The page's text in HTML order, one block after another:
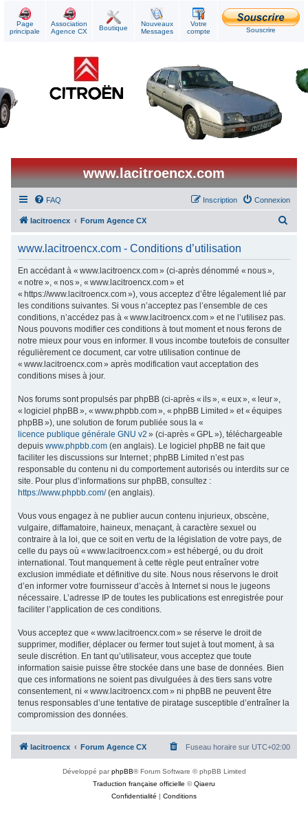
Page
principale
Association
Agence CX
Boutique
Nouveaux
Messages
Votre
compte
Souscrire
www.lacitroencx.com
FAQ Connexion
Inscription
lacitroencx Forum Agence CX
www.lacitroencx.com - Conditions d’utilisation
En accédant à « www.lacitroencx.com » (ci-après dénommé « nous »,
« notre », « nos », « www.lacitroencx.com » et
« https://www.lacitroencx.com »), vous acceptez d’être légalement lié par
les conditions suivantes. Si vous n’acceptez pas l’ensemble de ces
conditions, n’accédez pas à « www.lacitroencx.com » et ne l’utilisez pas.
Nous pouvons modifier ces conditions à tout moment et nous ferons de
notre mieux pour vous en informer. Il vous incombe toutefois de consulter
régulièrement ce document, car votre utilisation continue de
« www.lacitroencx.com » après modification vaut acceptation des
conditions mises à jour.
Nos forums sont propulsés par phpBB (ci-après « ils », « eux », « leur »,
« logiciel phpBB », « www.phpbb.com », « phpBB Limited » et « équipes
phpBB »), une solution de forum publiée sous la «
licence publique générale GNU v2 » (ci-après « GPL »), téléchargeable
depuiswww.phpbb.com (en anglais). Le logiciel phpBB ne fait que
faciliter les discussions sur Internet ; phpBB Limited n’est pas
responsable du contenu ni du comportement autorisés ou interdits sur ce
site. Pour plus d’informations sur phpBB, consultez :
https://www.phpbb.com/(en anglais).
Vous vous engagez à ne publier aucun contenu injurieux, obscène,
vulgaire, diffamatoire, haineux, menaçant, à caractère sexuel ou
contraire à la loi, que ce soit en vertu de la législation de votre pays, de
celle du pays où « www.lacitroencx.com » est hébergé, ou du droit
international. Tout manquement à cette règle peut entraîner votre
exclusion immédiate et définitive du site. Nous nous réservons le droit
d’en informer votre fournisseur d’accès à Internet si nous le jugeons
nécessaire. L’adresse IP de toutes les publications est enregistrée pour
faciliter l’application de ces conditions.
Vous acceptez que « www.lacitroencx.com » se réserve le droit de
supprimer, modifier, déplacer ou fermer tout sujet à tout moment, à sa
seule discrétion. En tant qu’utilisateur, vous acceptez que toute
information saisie puisse être stockée dans une base de données. Bien
que ces informations ne soient pas divulguées à des tiers sans votre
consentement, ni « www.lacitroencx.com » ni phpBB ne peuvent être
tenus responsables d’une tentative de piratage susceptible d’entraîner la
compromission des données.
lacitroencx Forum Agence CX Fuseau horaire sur UTC+02:00
Développé parphpBB® Forum Software © phpBB Limited
Traduction française officielle ©Qiaeru
Confidentialité | Conditions